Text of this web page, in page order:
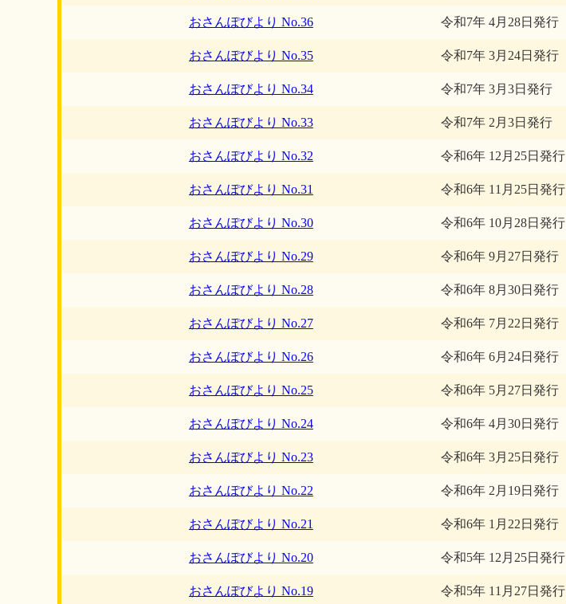
おさんぽびより No.36 令和7年 4月28日発行
おさんぽびより No.35 令和7年 3月24日発行
おさんぽびより No.34 令和7年 3月3日発行
おさんぽびより No.33 令和7年 2月3日発行
おさんぽびより No.32 令和6年 12月25日発行
おさんぽびより No.31 令和6年 11月25日発行
おさんぽびより No.30 令和6年 10月28日発行
おさんぽびより No.29 令和6年 9月27日発行
おさんぽびより No.28 令和6年 8月30日発行
おさんぽびより No.27 令和6年 7月22日発行
おさんぽびより No.26 令和6年 6月24日発行
おさんぽびより No.25 令和6年 5月27日発行
おさんぽびより No.24 令和6年 4月30日発行
おさんぽびより No.23 令和6年 3月25日発行
おさんぽびより No.22 令和6年 2月19日発行
おさんぽびより No.21 令和6年 1月22日発行
おさんぽびより No.20 令和5年 12月25日発行
おさんぽびより No.19 令和5年 11月27日発行